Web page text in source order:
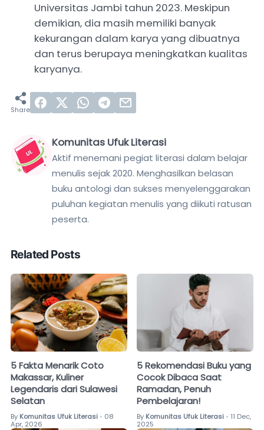
Universitas Jambi tahun 2023. Meskipun
demikian, dia masih memiliki banyak
kekurangan dalam karya yang dibuatnya
dan terus berupaya meningkatkan kualitas
karyanya.
Komunitas Ufuk Literasi
Aktif menemani pegiat literasi dalam belajar
menulis sejak 2020. Menghasilkan belasan
buku antologi dan sukses menyelenggarakan
puluhan kegiatan menulis yang diikuti ratusan
peserta.
Related Posts
5 Fakta Menarik Coto
Makassar, Kuliner
Legendaris dari Sulawesi
Selatan
By Komunitas Ufuk Literasi • 08
Apr, 2026
5 Rekomendasi Buku yang
Cocok Dibaca Saat
Ramadan, Penuh
Pembelajaran!
By Komunitas Ufuk Literasi • 11 Dec,
2025